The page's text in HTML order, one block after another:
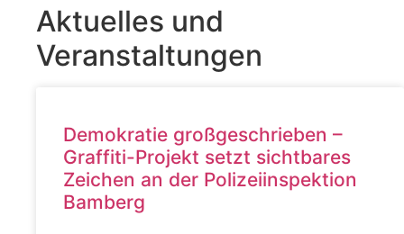
Aktuelles und
Veranstaltungen
Demokratie großgeschrieben –
Graffiti-Projekt setzt sichtbares
Zeichen an der Polizeiinspektion
Bamberg